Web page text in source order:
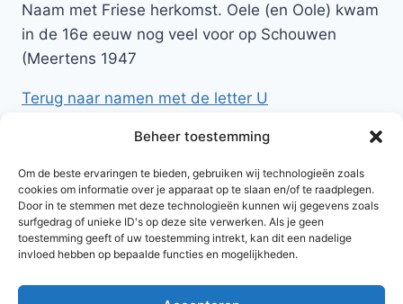
Beheer toestemming
Om de beste ervaringen te bieden, gebruiken wij technologieën zoals
cookies om informatie over je apparaat op te slaan en/of te raadplegen.
Door in te stemmen met deze technologieën kunnen wij gegevens zoals
surfgedrag of unieke ID's op deze site verwerken. Als je geen
toestemming geeft of uw toestemming intrekt, kan dit een nadelige
invloed hebben op bepaalde functies en mogelijkheden.
Naam met Friese herkomst. Oele (en Oole) kwam
in de 16e eeuw nog veel voor op Schouwen
(Meertens 1947
Terug naar namen met de letter U